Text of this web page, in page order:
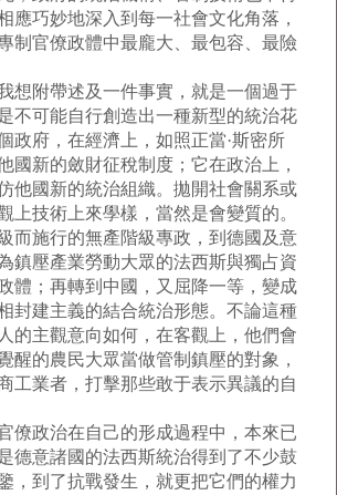
應巧妙地深入到每一社會文化角落，
制官僚政體中最龐大、最包容、最險
附帶述及一件事實，就是一個過于
不可能自行創造出一種新型的統治花
政府，在經濟上，如照正當·斯密所
國新的斂財征稅制度；它在政治上，
他國新的統治組織。拋開社會關系或
上技術上來學樣，當然是會變質的。
而施行的無產階級專政，到德國及意
鎮壓產業勞動大眾的法西斯與獨占資
體；再轉到中國，又屈降一等，變成
封建主義的結合統治形態。不論這種
的主觀意向如何，在客觀上，他們會
醒的農民大眾當做管制鎮壓的對象，
工業者，打擊那些敢于表示異議的自
政治在自己的形成過程中，本來已
德意諸國的法西斯統治得到了不少鼓
，到了抗戰發生，就更把它們的權力